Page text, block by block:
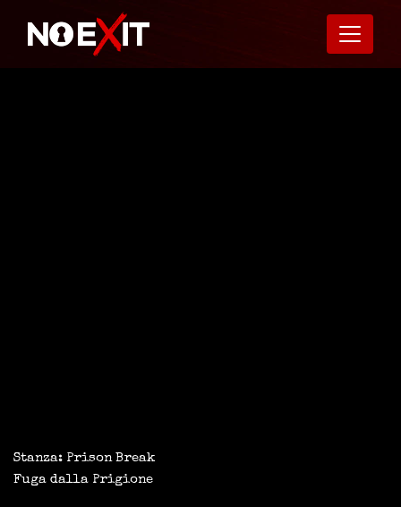
Stanza: Prison Break
Fuga dalla Prigione